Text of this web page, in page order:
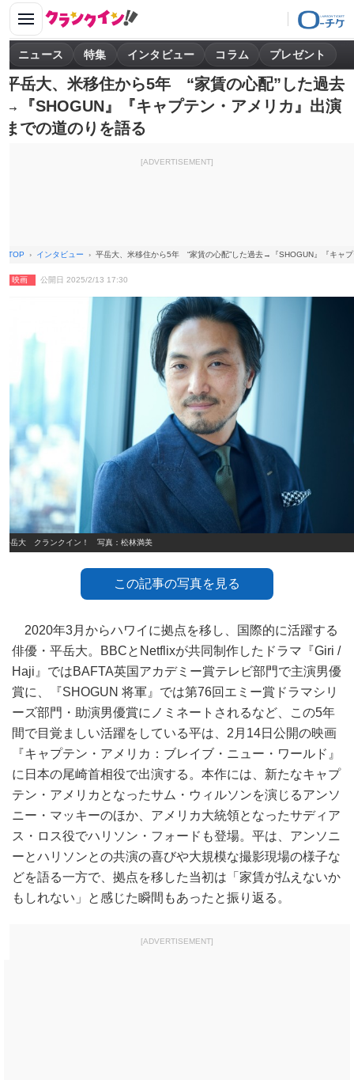
ニュース 特集 インタビュー コラム プレゼント
平岳大、米移住から5年 “家賃の心配”した過去
→『SHOGUN』『キャプテン・アメリカ』出演
までの道のりを語る
[ADVERTISEMENT]
TOP インタビュー 平岳大、米移住から5年 “家賃の心配”した過去→『SHOGUN』『キャ
映画 公開日 2025/2/13 17:30
平岳大 クランクイン！ 写真：松林満美
この記事の写真を見る
2020年3月からハワイに拠点を移し、国際的に活躍する
俳優・平岳大。BBCとNetflixが共同制作したドラマ『Giri /
Haji』ではBAFTA英国アカデミー賞テレビ部門で主演男優
賞に、『SHOGUN 将軍』では第76回エミー賞ドラマシリ
ーズ部門・助演男優賞にノミネートされるなど、この5年
間で目覚ましい活躍をしている平は、2月14日公開の映画
『キャプテン・アメリカ：ブレイブ・ニュー・ワールド』
に日本の尾崎首相役で出演する。本作には、新たなキャプ
テン・アメリカとなったサム・ウィルソンを演じるアンソ
ニー・マッキーのほか、アメリカ大統領となったサディア
ス・ロス役でハリソン・フォードも登場。平は、アンソニ
ーとハリソンとの共演の喜びや大規模な撮影現場の様子な
どを語る一方で、拠点を移した当初は「家賃が払えないか
もしれない」と感じた瞬間もあったと振り返る。
[ADVERTISEMENT]